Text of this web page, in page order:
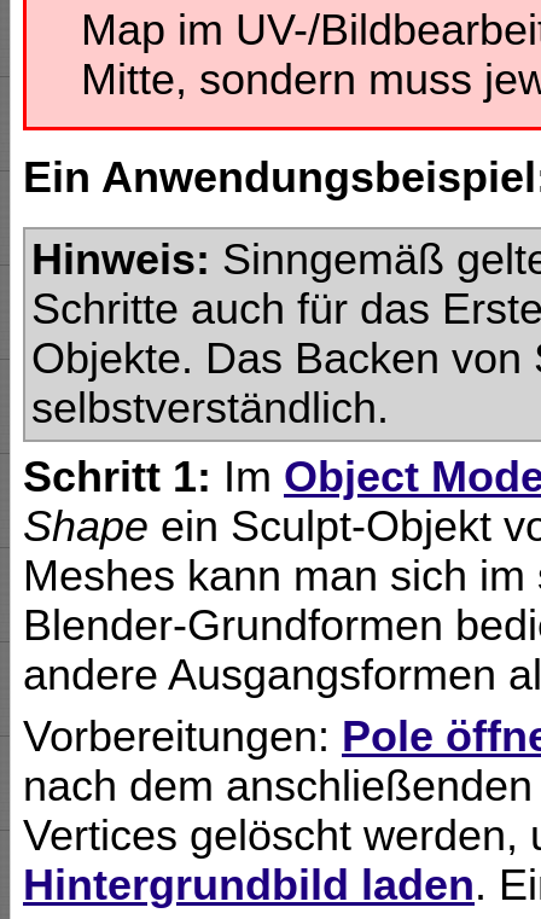
Map im UV-/
Mitte, sondern muss
Ein
Hinweis: Sinngemäß
Schritte auch für das
Objekte. Das Backen von
selbstverständlich.
Schritt 1: Im Object
Shape ein Sculpt-Objekt
Meshes kann man sich
Blender-Grundformen
andere Ausgangsformen
Vorbereitungen: Pole
nach dem
Vertices gelöscht werden,
Hintergrundbild laden.